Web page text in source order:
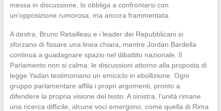
messa in discussione, lo obbliga a confrontarsi con
un’opposizione rumorosa, ma ancora frammentata.
A destra, Bruno Retailleau e i leader dei Repubblicani si
sforzano di fissare una linea chiara, mentre Jordan Bardella
continua a guadagnare spazio nel dibattito nazionale. Il
Parlamento non si calma: le discussioni attorno alla proposta di
legge Yadan testimoniano un emiciclo in ebollizione. Ogni
gruppo parlamentare affila i propri argomenti, pronto a
difendere la propria visione del testo. A sinistra, l’unità rimane
una ricerca difficile; alcune voci emergono, come quella di Rima